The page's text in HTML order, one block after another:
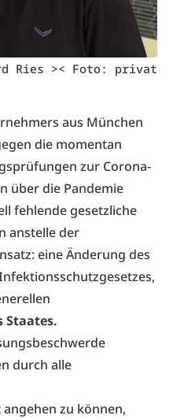
Ries >< Foto: privat
aus München
die momentan
zur Corona-
über die Pandemie
fehlende gesetzliche
anstelle der
eine Änderung des
Staates.
durch alle
zu können,